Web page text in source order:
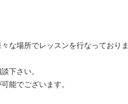
な場所でレッスンを行なっておりま
下さい。
能でございます。